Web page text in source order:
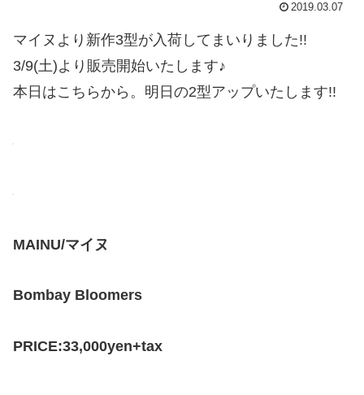
2019.03.07
マイヌより新作3型が入荷してまいりました!!
3/9(土)より販売開始いたします♪
本日はこちらから。明日の2型アップいたします!!
MAINU/マイヌ
Bombay Bloomers
PRICE:33,000yen+tax